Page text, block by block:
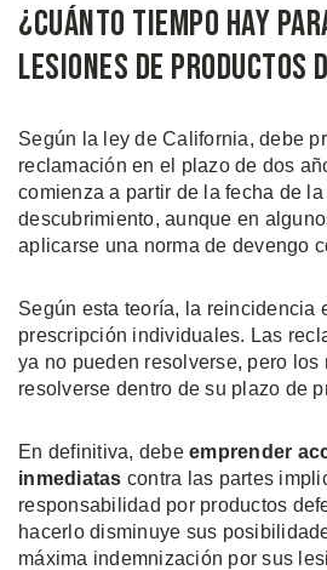
¿Cuánto Tiempo Hay
Lesiones de Productos
Según la ley de California, debe
reclamación en el plazo de dos
comienza a partir de la fecha de
descubrimiento, aunque en
aplicarse una norma de devengo
Según esta teoría, la reincidencia
prescripción individuales. Las
ya no pueden resolverse, pero los
resolverse dentro de su plazo de
En definitiva, debe emprender
inmediatas contra las partes
responsabilidad por productos
hacerlo disminuye sus
máxima indemnización por sus